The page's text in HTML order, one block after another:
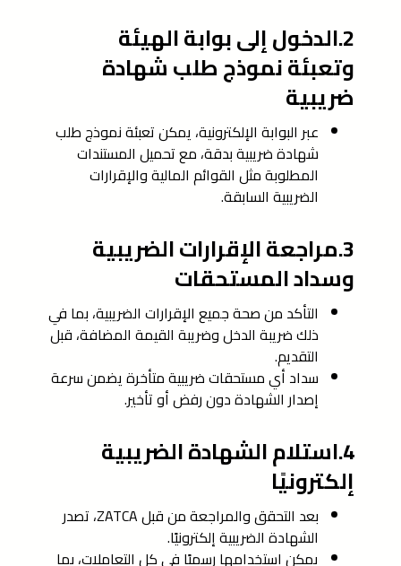
2.الدخول إلى بوابة الهيئة
وتعبئة نموذج طلب شهادة
ضريبية
عبر البوابة الإلكترونية، يمكن تعبئة نموذج طلب
شهادة ضريبية بدقة، مع تحميل المستندات
المطلوبة مثل القوائم المالية والإقرارات
الضريبية السابقة.
3.مراجعة الإقرارات الضريبية
وسداد المستحقات
التأكد من صحة جميع الإقرارات الضريبية، بما في
ذلك ضريبة الدخل وضريبة القيمة المضافة، قبل
التقديم.
سداد أي مستحقات ضريبية متأخرة يضمن سرعة
إصدار الشهادة دون رفض أو تأخير.
4.استلام الشهادة الضريبية
إلكترونيًا
بعد التحقق والمراجعة من قبل ZATCA، تصدر
الشهادة الضريبية إلكترونيًا.
يمكن استخدامها رسميًا في كل التعاملات، بما